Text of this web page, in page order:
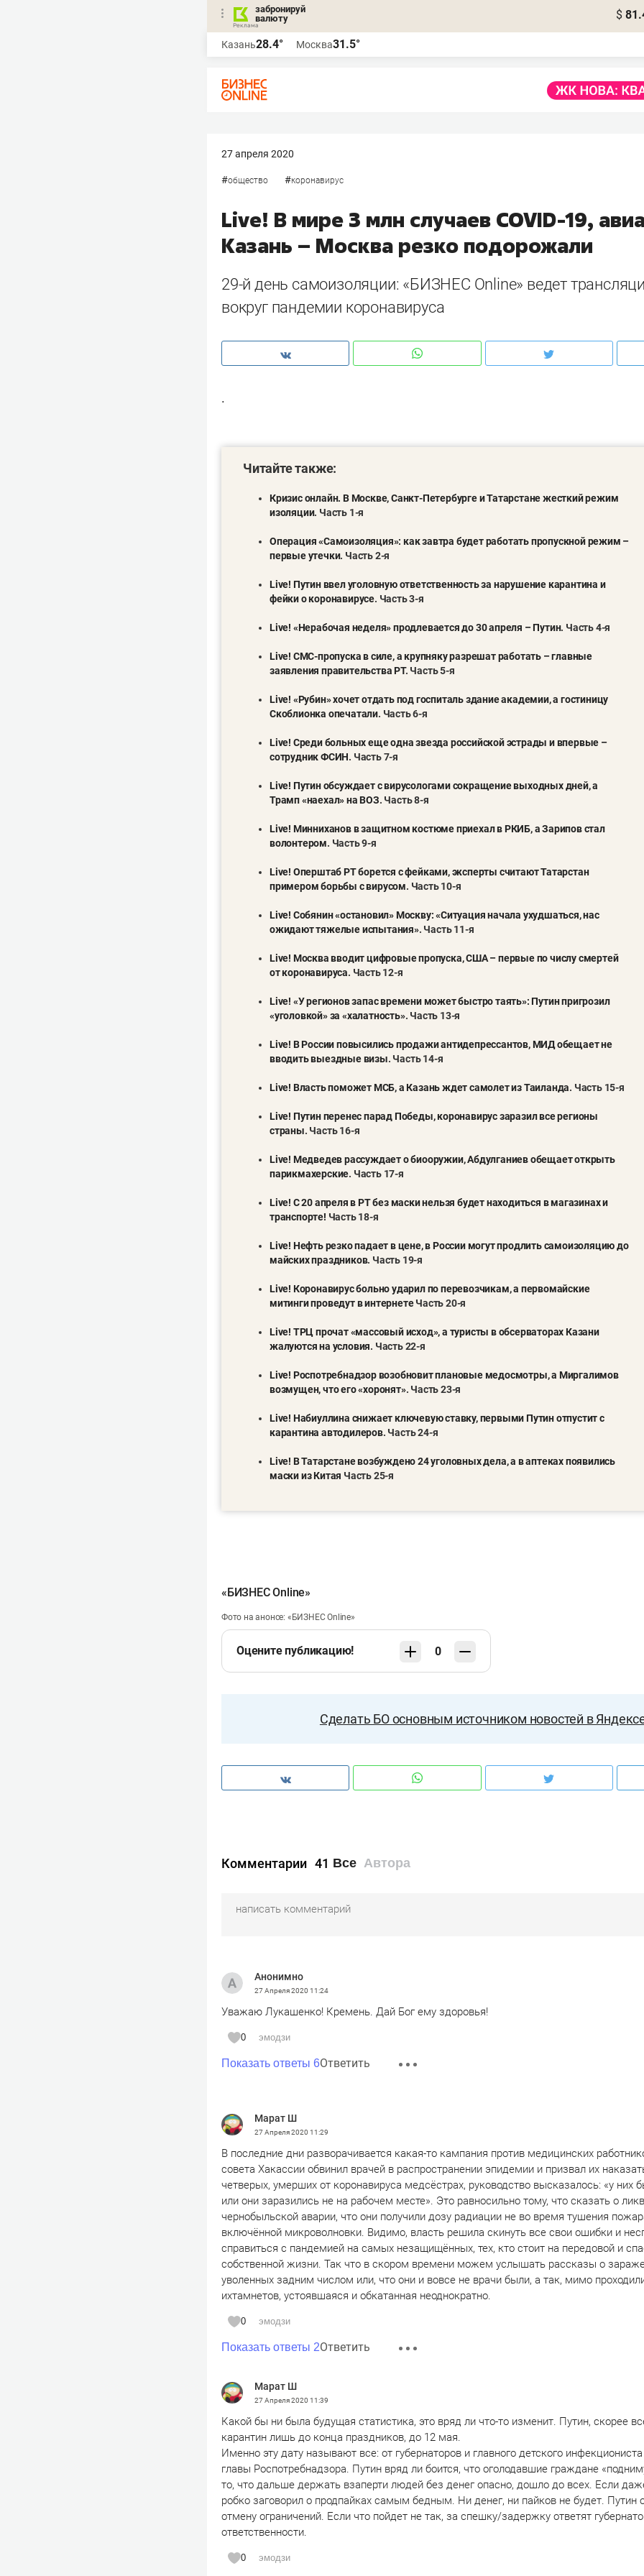
забронируй
валюту
$
Казань28.4° Москва31.5°
27 апреля 2020
#общество #коронавирус
Live! В мире 3 млн случаев COVID-19,
Казань – Москва резко подорожали
29-й день самоизоляции: «БИЗНЕС Online» ведет
вокруг пандемии коронавируса
.
Читайте также:
Кризис онлайн. В Москве, Санкт-Петербурге и Татарстане жесткий режим
изоляции. Часть 1-я
Операция «Самоизоляция»: как завтра будет работать пропускной режим –
первые утечки. Часть 2-я
Live! Путин ввел уголовную ответственность за нарушение карантина и
фейки о коронавирусе. Часть 3-я
Live! «Нерабочая неделя» продлевается до 30 апреля – Путин. Часть 4-я
Live! СМС-пропуска в силе, а крупняку разрешат работать – главные
заявления правительства РТ. Часть 5-я
Live! «Рубин» хочет отдать под госпиталь здание академии, а гостиницу
Скоблионка опечатали. Часть 6-я
Live! Среди больных еще одна звезда российской эстрады и впервые –
сотрудник ФСИН. Часть 7-я
Live! Путин обсуждает с вирусологами сокращение выходных дней, а
Трамп «наехал» на ВОЗ. Часть 8-я
Live! Минниханов в защитном костюме приехал в РКИБ, а Зарипов стал
волонтером. Часть 9-я
Live! Оперштаб РТ борется с фейками, эксперты считают Татарстан
примером борьбы с вирусом. Часть 10-я
Live! Собянин «остановил» Москву: «Ситуация начала ухудшаться, нас
ожидают тяжелые испытания». Часть 11-я
Live! Москва вводит цифровые пропуска, США – первые по числу смертей
от коронавируса. Часть 12-я
Live! «У регионов запас времени может быстро таять»: Путин пригрозил
«уголовкой» за «халатность». Часть 13-я
Live! В России повысились продажи антидепрессантов, МИД обещает не
вводить выездные визы. Часть 14-я
Live! Власть поможет МСБ, а Казань ждет самолет из Таиланда. Часть 15-я
Live! Путин перенес парад Победы, коронавирус заразил все регионы
страны. Часть 16-я
Live! Медведев рассуждает о биооружии, Абдулганиев обещает открыть
парикмахерские. Часть 17-я
Live! С 20 апреля в РТ без маски нельзя будет находиться в магазинах и
транспорте! Часть 18-я
Live! Нефть резко падает в цене, в России могут продлить самоизоляцию до
майских праздников. Часть 19-я
Live! Коронавирус больно ударил по перевозчикам, а первомайские
митинги проведут в интернете Часть 20-я
Live! ТРЦ прочат «массовый исход», а туристы в обсерваторах Казани
жалуются на условия. Часть 22-я
Live! Роспотребнадзор возобновит плановые медосмотры, а Миргалимов
возмущен, что его «хоронят». Часть 23-я
Live! Набиуллина снижает ключевую ставку, первыми Путин отпустит с
карантина автодилеров. Часть 24-я
Live! В Татарстане возбуждено 24 уголовных дела, а в аптеках появились
маски из Китая Часть 25-я
«БИЗНЕС Online»
Фото на анонсе: «БИЗНЕС Online»
Оцените публикацию! 0
Сделать БО основным источником новостей в
Комментарии 41 Все Автора
Анонимно
27 Апреля 2020 11:24
Уважаю Лукашенко! Кремень. Дай Бог ему здоровья!
0 эмодзи
Показать ответы 6Ответить
Марат Ш
27 Апреля 2020 11:29
В последние дни разворачивается какая-то кампания против медицинских
совета Хакассии обвинил врачей в распространении эпидемии и призвал их
четверых, умерших от коронавируса медсёстрах, руководство высказалось: «у них
или они заразились не на рабочем месте». Это равносильно тому, что сказать о
чернобыльской аварии, что они получили дозу радиации не во время тушения
включённой микроволновки. Видимо, власть решила скинуть все свои ошибки и
справиться с пандемией на самых незащищённых, тех, кто стоит на передовой и
собственной жизни. Так что в скором времени можем услышать рассказы о
уволенных задним числом или, что они и вовсе не врачи были, а так, мимо
ихтамнетов, устоявшаяся и обкатанная неоднократно.
0 эмодзи
Показать ответы 2Ответить
Марат Ш
27 Апреля 2020 11:39
Какой бы ни была будущая статистика, это вряд ли что-то изменит. Путин, скорее
карантин лишь до конца праздников, до 12 мая.
Именно эту дату называют все: от губернаторов и главного детского
главы Роспотребнадзора. Путин вряд ли боится, что оголодавшие граждане
то, что дальше держать взаперти людей без денег опасно, дошло до всех. Если
робко заговорил о продпайках самым бедным. Ни денег, ни пайков не будет. Путин
отмену ограничений. Если что пойдет не так, за спешку/задержку ответят
ответственности.
0 эмодзи